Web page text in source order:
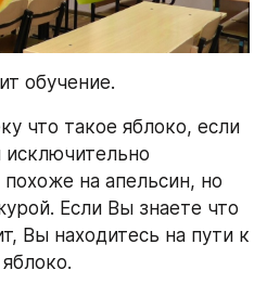
обучение.
что такое яблоко, если
на апельсин, но
Если Вы знаете что
Вы находитесь на пути к